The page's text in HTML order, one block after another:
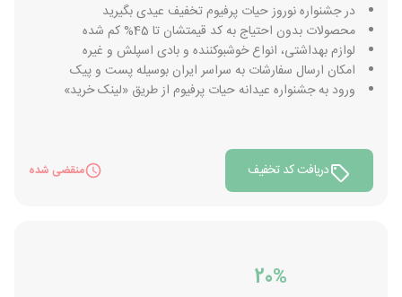
در جشنواره نوروز حیات پرفیوم تخفیف عیدی بگیرید
محصولات بدون احتیاج به کد قیمتشان تا 45% کم شده
لوازم بهداشتی، انواع خوشبوکننده و بادی اسپلش و غیره
امکان ارسال سفارشات به سراسر ایران بوسیله پست و پیک
ورود به جشنواره عیدانه حیات پرفیوم از طریق «لینک خرید»
دریافت کد تخفیف منقضی شده
20%